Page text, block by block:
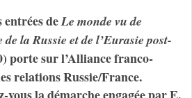
entrées deLe monde vu de
la Russie et de l’Eurasie post-
porte sur l’Alliance franco-
relations Russie/France.